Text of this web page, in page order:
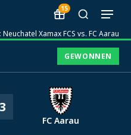
15
Xamax FCS vs. FC Aarau
GEWONNEN
FC Aarau